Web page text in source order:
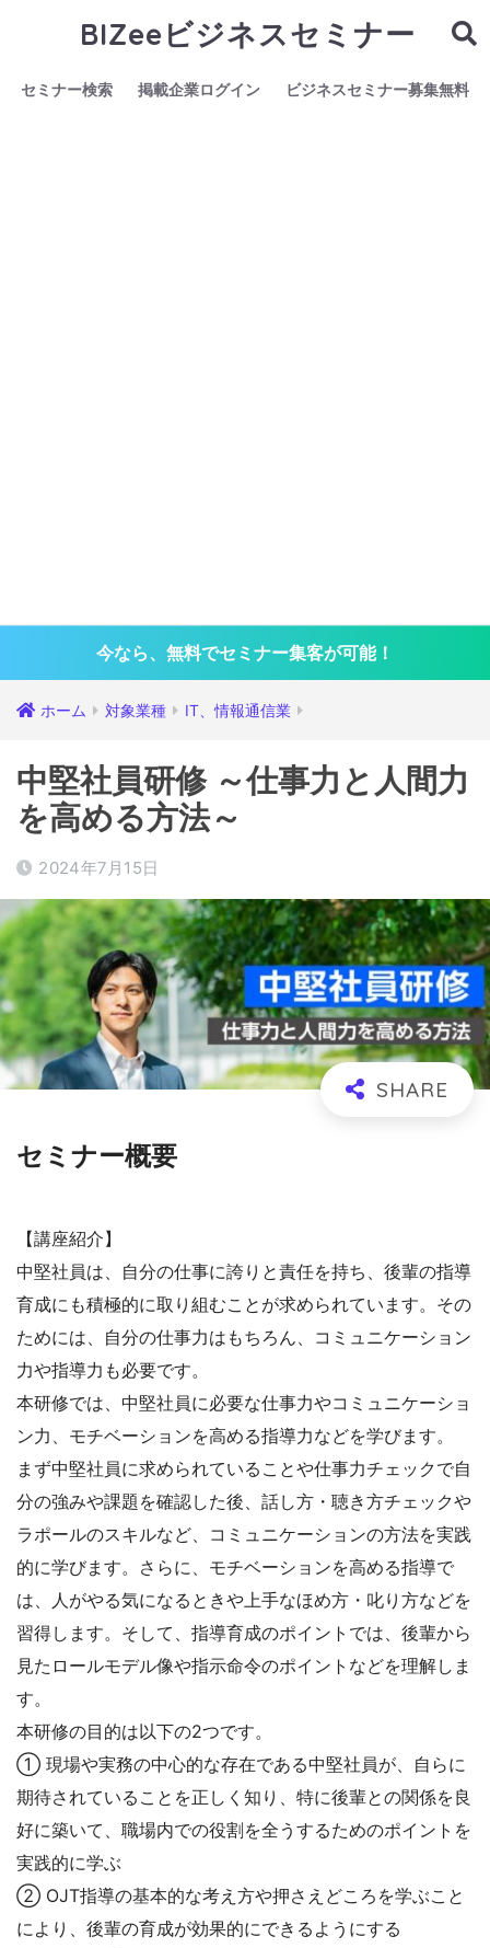
BIZeeビジネスセミナー
セミナー検索 掲載企業ログイン ビジネスセミナー募集無料
今なら、無料でセミナー集客が可能！
ホーム 対象業種 IT、情報通信業
中堅社員研修 ～仕事力と人間力
を高める方法～
2024年7月15日
セミナー概要
【講座紹介】
中堅社員は、自分の仕事に誇りと責任を持ち、後輩の指導
育成にも積極的に取り組むことが求められています。その
ためには、自分の仕事力はもちろん、コミュニケーション
力や指導力も必要です。
本研修では、中堅社員に必要な仕事力やコミュニケーショ
ン力、モチベーションを高める指導力などを学びます。
まず中堅社員に求められていることや仕事力チェックで自
分の強みや課題を確認した後、話し方・聴き方チェックや
ラポールのスキルなど、コミュニケーションの方法を実践
的に学びます。さらに、モチベーションを高める指導で
は、人がやる気になるときや上手なほめ方・叱り方などを
習得します。そして、指導育成のポイントでは、後輩から
見たロールモデル像や指示命令のポイントなどを理解しま
す。
本研修の目的は以下の2つです。
① 現場や実務の中心的な存在である中堅社員が、自らに
期待されていることを正しく知り、特に後輩との関係を良
好に築いて、職場内での役割を全うするためのポイントを
実践的に学ぶ
② OJT指導の基本的な考え方や押さえどころを学ぶこと
により、後輩の育成が効果的にできるようにする